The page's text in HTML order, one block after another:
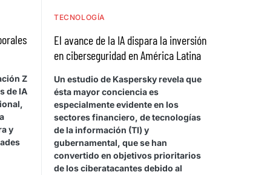
Z
de IA
y
TECNOLOGÍA
El avance de la IA dispara la inversión
en ciberseguridad en América Latina
Un estudio de Kaspersky revela que
ésta mayor conciencia es
especialmente evidente en los
sectores financiero, de tecnologías
de la información (TI) y
gubernamental, que se han
convertido en objetivos prioritarios
de los ciberatacantes debido al